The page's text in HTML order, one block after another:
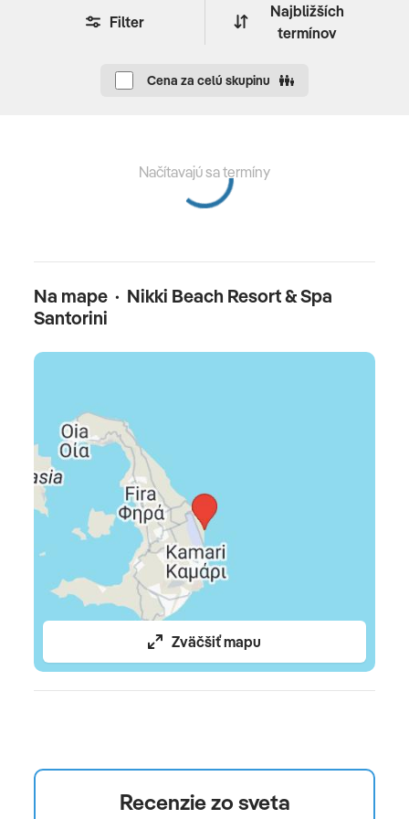
mieste v ubytovacom zariadení, zväčša prvý alebo
posledný deň pobytu. Jej výška závisí od kategórie
Filter
Najbližších
termínov
Cena za celú skupinu
Načítavajú sa termíny
Na mape · Nikki Beach Resort & Spa
Santorini
Zväčšiť mapu
Recenzie zo sveta